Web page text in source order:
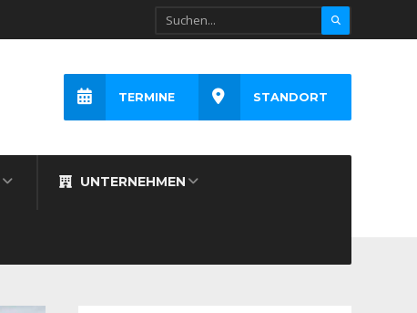
UNTERNEHMEN
TERMINE STANDORT